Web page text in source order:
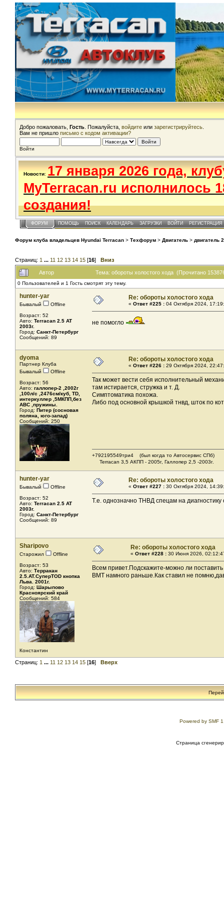
Добро пожаловать, Гость . Пожалуйста, войдите или зарегистрируйтесь
Вам не пришло письмо с кодом активации?
Войти
Новости: 17 января 2026 года,
MyTerracan.ru исполнилось
создания!
ФОРУМ ПОМОЩЬ ПОИСК КАЛЕНДАРЬ ЗАГРУЗКИ ВОЙТИ РЕГИСТРАЦИЯ
Форум клуба владельцев Hyundai Terracan > Техфорум > Двигатель > двигатель
Страниц: 1 ... 11 12 13 14 15 [16] Вниз
Автор Тема: обороты холостого хода (Прочитано
0 Пользователей и 1 Гость смотрят эту тему.
hunter-yar
Бывалый
Offline
Возраст: 52
Авто: Terracan 2.5 AT
2003г.
Город: Санкт-Петербург
Сообщений: 89
Re: обороты холостого хода
« Ответ #225 : 04 Октября 2024,
не помогло
dyoma
Партнер Клуба
Бывалый
Offline
Возраст: 56
Авто: галлопер-2 ,2002г
,100л/с ,2476см/куб, TD,
интеркуллер ,5МКПП,без
АВС ,пружины.
Город: Питер (сосновая
поляна, юго-запад)
Сообщений: 250
Re: обороты холостого хода
« Ответ #226 : 29 Октября 2024,
Так может вести себя исполнительный
там истирается, стружка и т. Д.
Симптоматика похожа.
Либо под основной крышкой тнвд, шток по
+792195549три4 (был когда то Автосервис СПб)
Terracan 3,5 АКПП - 2005г, Галлопер 2,5 -2003г.
hunter-yar
Бывалый
Offline
Возраст: 52
Авто: Terracan 2.5 AT
2003г.
Город: Санкт-Петербург
Сообщений: 89
Re: обороты холостого хода
« Ответ #227 : 30 Октября 2024,
Т.е. однозначно ТНВД спецам на
Sharipovo
Старожил
Offline
Возраст: 53
Авто: Терракан
2.5.AT.СуперTOD кнопка
Льва. 2001г.
Город: Шарыпово
Красноярский край
Сообщений: 584
Константин
Re: обороты холостого хода
« Ответ #228 : 30 Июня 2026,
Всем привет.Подскажите-можно ли
ВМТ намного раньше.Как ставил не
Страниц: 1 ... 11 12 13 14 15 [16] Вверх
Powered by SMF
Страница